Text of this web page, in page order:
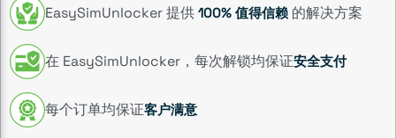
EasySimUnlocker 提供 100% 值得信赖 的解决方案
在 EasySimUnlocker，每次解锁均保证安全支付
每个订单均保证客户满意